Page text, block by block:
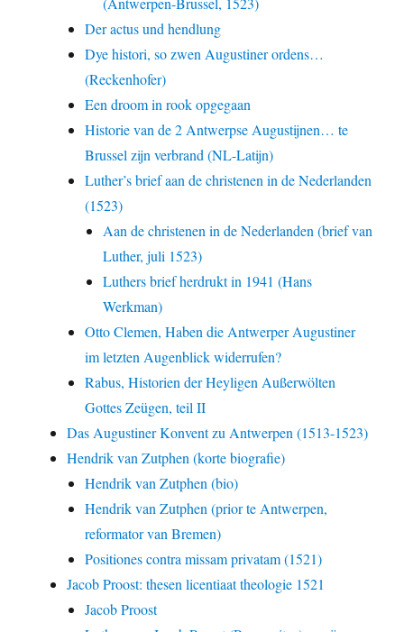
Der actus und hendlung
Dye histori, so zwen Augustiner ordens…
(Reckenhofer)
Een droom in rook opgegaan
Historie van de 2 Antwerpse Augustijnen… te
Brussel zijn verbrand (NL-Latijn)
Luther’s brief aan de christenen in de Nederlanden
(1523)
Aan de christenen in de Nederlanden (brief van
Luther, juli 1523)
Luthers brief herdrukt in 1941 (Hans
Werkman)
Otto Clemen, Haben die Antwerper Augustiner
im letzten Augenblick widerrufen?
Rabus, Historien der Heyligen Außerwölten
Gottes Zeügen, teil II
Das Augustiner Konvent zu Antwerpen (1513-1523)
Hendrik van Zutphen (korte biografie)
Hendrik van Zutphen (bio)
Hendrik van Zutphen (prior te Antwerpen,
reformator van Bremen)
Positiones contra missam privatam (1521)
Jacob Proost: thesen licentiaat theologie 1521
Jacob Proost